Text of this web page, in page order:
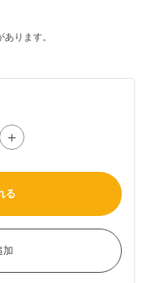
ります。
＋
る
加